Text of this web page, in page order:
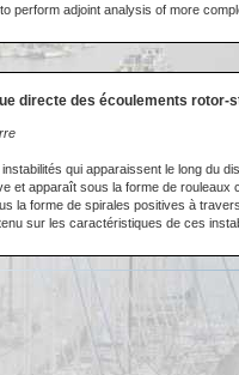
perform adjoint analysis of more
directe des écoulements rotor-
qui apparaissent le long du
et apparaît sous la forme de
la forme de spirales positives à
sur les caractéristiques de ces